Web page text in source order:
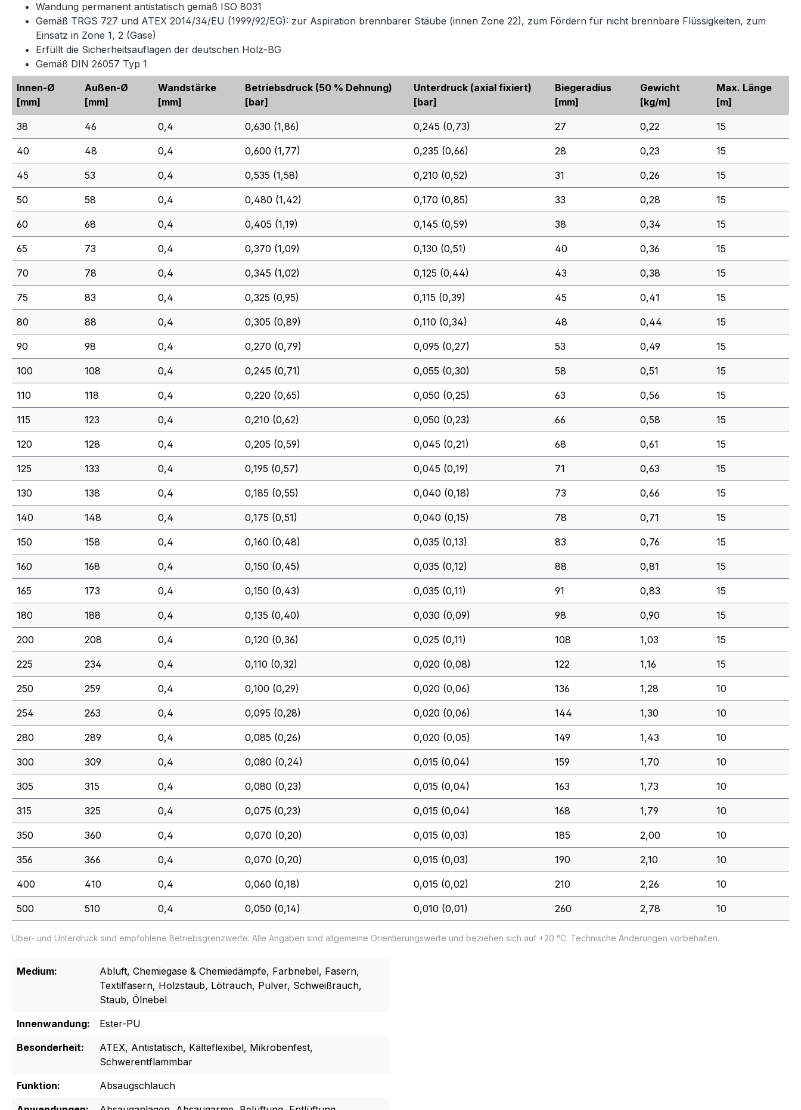
Wandung permanent antistatisch gemäß ISO 8031
Gemäß TRGS 727 und ATEX 2014/34/EU (1999/92/EG): zur Aspiration brennbarer Stäube (innen Zone 22), zum Fördern für nicht brennbare Flüssigkeiten, zum
Einsatz in Zone 1, 2 (Gase)
Erfüllt die Sicherheitsauflagen der deutschen Holz-BG
Gemäß DIN 26057 Typ 1
Innen-Ø
[mm]
Außen-Ø
[mm]
Wandstärke
[mm]
Betriebsdruck (50 % Dehnung)
[bar]
Unterdruck (axial fixiert)
[bar]
Biegeradius
[mm]
Gewicht
[kg/m]
Max. Länge
[m]
38 46 0,4 0,630 (1,86) 0,245 (0,73) 27 0,22 15
40 48 0,4 0,600 (1,77) 0,235 (0,66) 28 0,23 15
45 53 0,4 0,535 (1,58) 0,210 (0,52) 31 0,26 15
50 58 0,4 0,480 (1,42) 0,170 (0,85) 33 0,28 15
60 68 0,4 0,405 (1,19) 0,145 (0,59) 38 0,34 15
65 73 0,4 0,370 (1,09) 0,130 (0,51) 40 0,36 15
70 78 0,4 0,345 (1,02) 0,125 (0,44) 43 0,38 15
75 83 0,4 0,325 (0,95) 0,115 (0,39) 45 0,41 15
80 88 0,4 0,305 (0,89) 0,110 (0,34) 48 0,44 15
90 98 0,4 0,270 (0,79) 0,095 (0,27) 53 0,49 15
100 108 0,4 0,245 (0,71) 0,055 (0,30) 58 0,51 15
110 118 0,4 0,220 (0,65) 0,050 (0,25) 63 0,56 15
115 123 0,4 0,210 (0,62) 0,050 (0,23) 66 0,58 15
120 128 0,4 0,205 (0,59) 0,045 (0,21) 68 0,61 15
125 133 0,4 0,195 (0,57) 0,045 (0,19) 71 0,63 15
130 138 0,4 0,185 (0,55) 0,040 (0,18) 73 0,66 15
140 148 0,4 0,175 (0,51) 0,040 (0,15) 78 0,71 15
150 158 0,4 0,160 (0,48) 0,035 (0,13) 83 0,76 15
160 168 0,4 0,150 (0,45) 0,035 (0,12) 88 0,81 15
165 173 0,4 0,150 (0,43) 0,035 (0,11) 91 0,83 15
180 188 0,4 0,135 (0,40) 0,030 (0,09) 98 0,90 15
200 208 0,4 0,120 (0,36) 0,025 (0,11) 108 1,03 15
225 234 0,4 0,110 (0,32) 0,020 (0,08) 122 1,16 15
250 259 0,4 0,100 (0,29) 0,020 (0,06) 136 1,28 10
254 263 0,4 0,095 (0,28) 0,020 (0,06) 144 1,30 10
280 289 0,4 0,085 (0,26) 0,020 (0,05) 149 1,43 10
300 309 0,4 0,080 (0,24) 0,015 (0,04) 159 1,70 10
305 315 0,4 0,080 (0,23) 0,015 (0,04) 163 1,73 10
315 325 0,4 0,075 (0,23) 0,015 (0,04) 168 1,79 10
350 360 0,4 0,070 (0,20) 0,015 (0,03) 185 2,00 10
356 366 0,4 0,070 (0,20) 0,015 (0,03) 190 2,10 10
400 410 0,4 0,060 (0,18) 0,015 (0,02) 210 2,26 10
500 510 0,4 0,050 (0,14) 0,010 (0,01) 260 2,78 10
Über- und Unterdruck sind empfohlene Betriebsgrenzwerte. Alle Angaben sind allgemeine Orientierungswerte und beziehen sich auf +20 °C. Technische Änderungen vorbehalten.
Medium:
Abluft, Chemiegase & Chemiedämpfe, Farbnebel, Fasern,
Textilfasern, Holzstaub, Lötrauch, Pulver, Schweißrauch,
Staub, Ölnebel
Innenwandung:
Ester-PU
Besonderheit:
ATEX, Antistatisch, Kälteflexibel, Mikrobenfest,
Schwerentflammbar
Funktion:
Absaugschlauch